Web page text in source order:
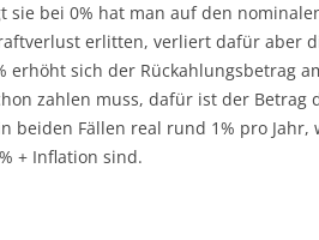
sie bei 0% hat man auf den
erlitten, verliert dafür aber
erhöht sich der Rückahlungsbetrag
zahlen muss, dafür ist der Betrag
beiden Fällen real rund 1% pro Jahr,
+ Inflation sind.